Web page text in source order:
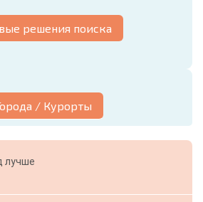
решения поиска
/ Курорты
лучше